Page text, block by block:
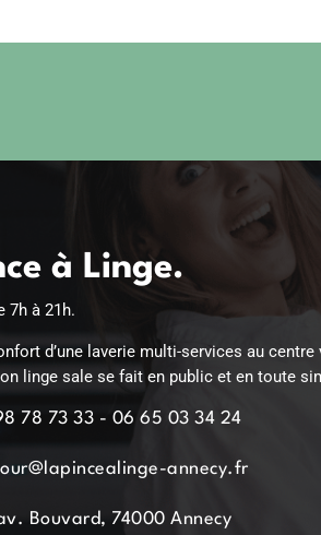
à Linge.
7h à 21h.
d’une laverie multi-services au centre
linge sale se fait en public et en toute
78 73 33 - 06 65 03 34 24
annecy.fr
Bouvard, 74000 Annecy